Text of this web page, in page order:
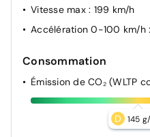
Feu stop central LED
Ceintures de sécurité
Vitesse max : 199 km/h
Accélération 0-100 km/h
Consommation
Émission de CO₂ (WLTP
D 145